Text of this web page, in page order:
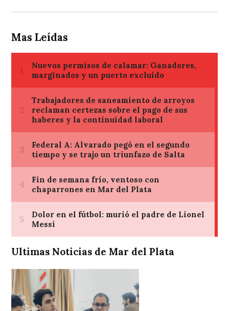
Mas Leídas
Ultimas Noticias de Mar del Plata